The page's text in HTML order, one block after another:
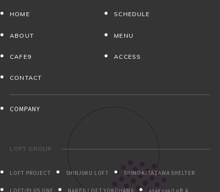
HOME SCHEDULE
ABOUT MENU
CAFE9 ACCESS
CONTACT
COMPANY
LOFT GROUP
LOFT PROJECT SHINJUKU LOFT SHIMOKITAZAWA SHELTER
LOFT/PLUS ONE NAKED LOFT YOKOHAMA Asagaya/Loft A